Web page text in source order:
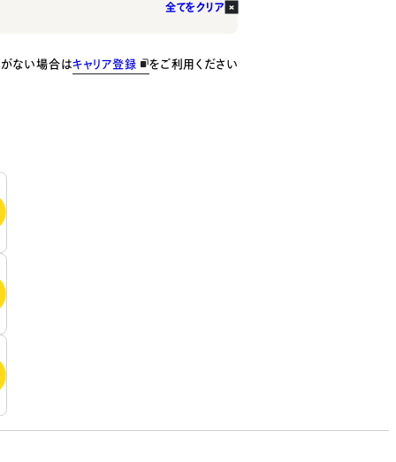
全てをクリア
ない場合はキャリア登録 をご利用ください